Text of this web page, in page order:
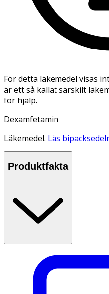
För detta läkemedel visas
är ett så kallat särskilt
för hjälp.
Dexamfetamin
Läkemedel. Läs
Produktfakta